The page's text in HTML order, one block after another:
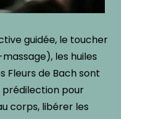
guidée, le toucher
les huiles
Fleurs de Bach sont
prédilection pour
corps, libérer les